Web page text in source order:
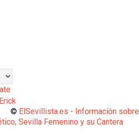
Erick
ElSevillista.es - Información sobre
Sevilla Femenino y su Cantera